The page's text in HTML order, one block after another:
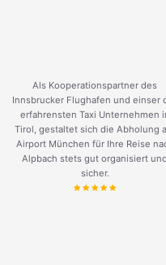
Als Kooperationspartner des
Innsbrucker Flughafen und einser
erfahrensten Taxi Unternehmen
Tirol, gestaltet sich die Abholung
Airport München für Ihre Reise
Alpbach stets gut organisiert und
sicher.